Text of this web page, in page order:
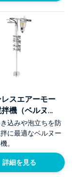
レスエアーモー
機（ベルヌー
BEAG E型）
S】
込みや泡立ちを防
に最適なベルヌー
。
詳細を見る